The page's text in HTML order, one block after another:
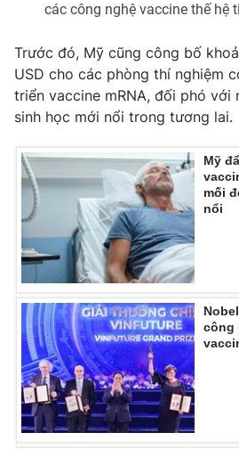
VTV Money VTV
VTV Sức khoẻ Bất
Thị trường 24h Tấm
VTV4 Vươn
VTV9 VTV8
Liên hệ tòa soạn
THỜI BÁO VTV
các công nghệ vaccine thế hệ
Trước đó, Mỹ cũng công bố
USD cho các phòng thí nghiệm
triển vaccine mRNA, đối phó với
sinh học mới nổi trong tương lai.
Mỹ
mối
nổi
công